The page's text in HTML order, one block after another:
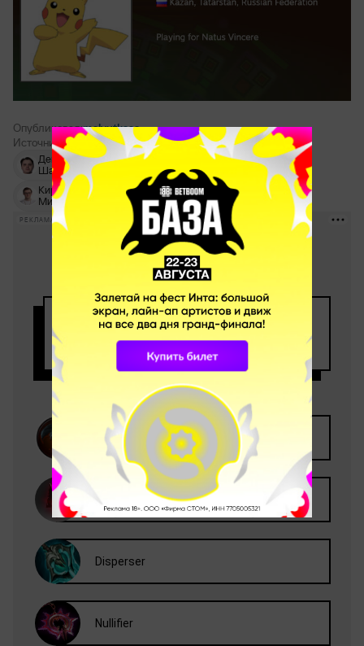
Опубликовал:malyutkaaa
Источник:телеграм Бумыча
Денис «Electronic»
Шарипов
Кирилл «Boombl4»
Михайлов
Возможные трансферы
РЕКЛАМА • BETBOOM.RU